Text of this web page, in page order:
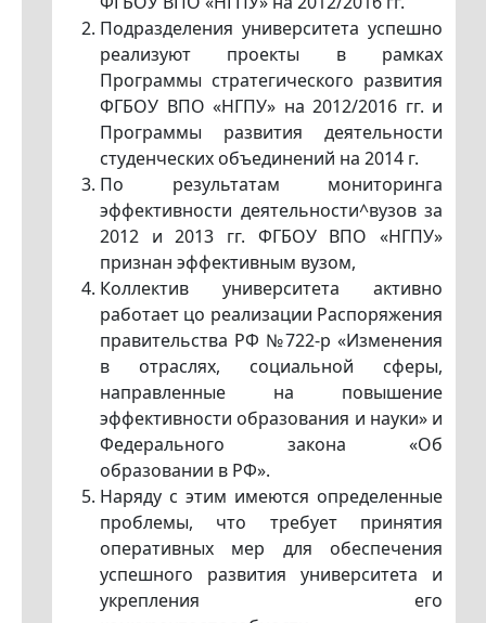
Подразделения университета успешно
реализуют проекты в рамках
Программы стратегического развития
ФГБОУ ВПО «НГПУ» на 2012/2016 гг. и
Программы развития деятельности
студенческих объединений на 2014 г.
По результатам мониторинга
эффективности деятельности^вузов за
2012 и 2013 гг. ФГБОУ ВПО «НГПУ»
признан эффективным вузом,
Коллектив университета активно
работает цо реализации Распоряжения
правительства РФ №722-р «Изменения
в отраслях, социальной сферы,
направленные на повышение
эффективности образования и науки» и
Федерального закона «Об
образовании в РФ».
Наряду с этим имеются определенные
проблемы, что требует принятия
оперативных мер для обеспечения
успешного развития университета и
укрепления его